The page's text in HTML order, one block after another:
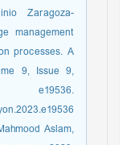
Zaragoza-
management
processes. A
9, Issue 9,
Aslam,